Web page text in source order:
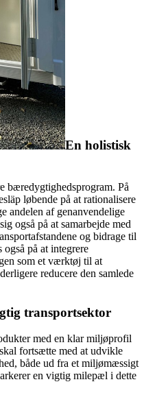
En holistisk
bæredygtighedsprogram. På
løbende på at rationalisere
andelen af genanvendelige
også på at samarbejde med
og bidrage til
på at integrere
som et værktøj til at
reducere den samlede
transportsektor
med en klar miljøprofil
fortsætte med at udvikle
både ud fra et miljømæssigt
en vigtig milepæl i dette